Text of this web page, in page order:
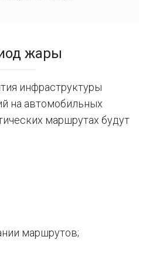
жары
инфраструктуры
на автомобильных
маршрутах будут
маршрутов;